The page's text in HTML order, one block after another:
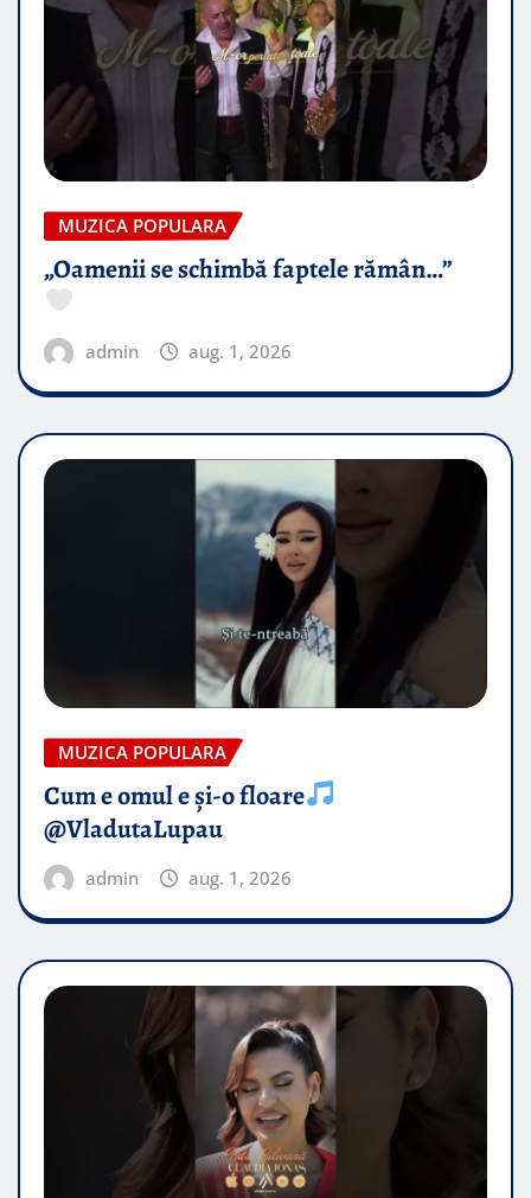
MUZICA POPULARA
„Oamenii se schimbă faptele rămân…”
admin aug. 1, 2026
MUZICA POPULARA
Cum e omul e și-o floare
@VladutaLupau
admin aug. 1, 2026